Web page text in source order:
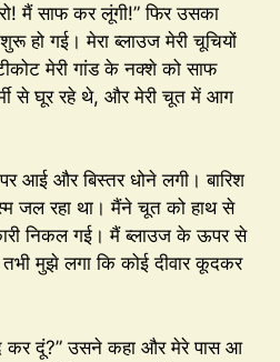
मैं साफ कर लूंगी!” फिर उसका
हो गई। मेरा ब्लाउज मेरी चूचियों
मेरी गांड के नक्शे को साफ
से घूर रहे थे, और मेरी चूत में आग
आई और बिस्तर धोने लगी। बारिश
जल रहा था। मैंने चूत को हाथ से
निकल गई। मैं ब्लाउज के ऊपर से
मुझे लगा कि कोई दीवार कूदकर
कर दूं?” उसने कहा और मेरे पास आ